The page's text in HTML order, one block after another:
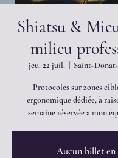
Shiatsu &
milieu
jeu. 22 juil. Saint-
Protocoles sur zones
ergonomique dédiée, à
semaine réservée à mon
Aucun billet en